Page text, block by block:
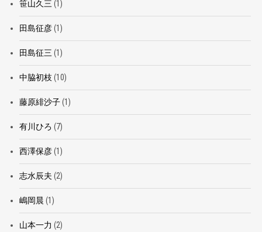
笹山久三 (1)
田島征彦(1)
田島征三 (1)
中脇初枝 (10)
藤原緋沙子(1)
有川ひろ (7)
西澤保彦(1)
志水辰夫 (2)
嶋岡晨 (1)
山本一力 (2)